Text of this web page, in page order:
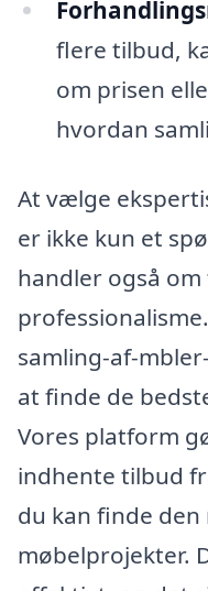
flere tilbud,
om prisen
hvordan
At vælge
er ikke kun et
handler også
samling-af-
at finde de
Vores platform
indhente tilbud
du kan finde
møbelprojekter.